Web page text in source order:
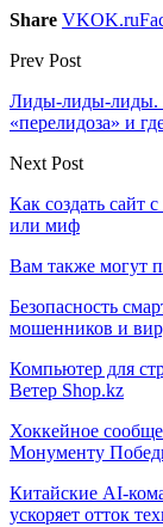
Share VKOK.ru
Prev Post
Лиды-лиды-лиды.
«перелидоза» и
Next Post
Как создать сайт
или миф
Вам также могут
Безопасность
мошенников и
Компьютер для
Ветер Shop.kz
Хоккейное
Монументу
Китайские AI-
ускоряет отток